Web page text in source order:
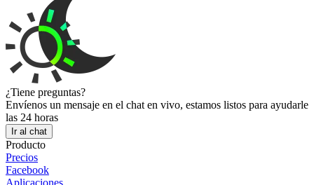
¿Tiene preguntas?
Envíenos un mensaje en el chat en vivo, estamos listos para ayudarle
las 24 horas
Ir al chat
Producto
Precios
Facebook
Aplicaciones